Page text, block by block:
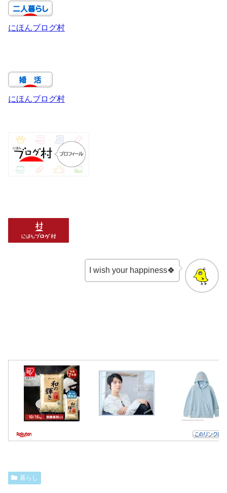
にほんブログ村
にほんブログ村
I wish your happiness🍀
暮らし